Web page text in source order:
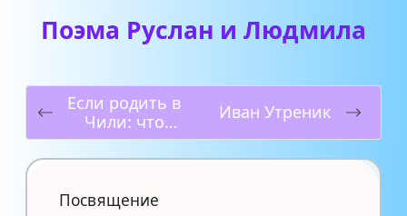
Поэма Руслан и Людмила
Если родить в
Чили: что
получают
россиянки
Chilebabies
Иван Утреник
Посвящение